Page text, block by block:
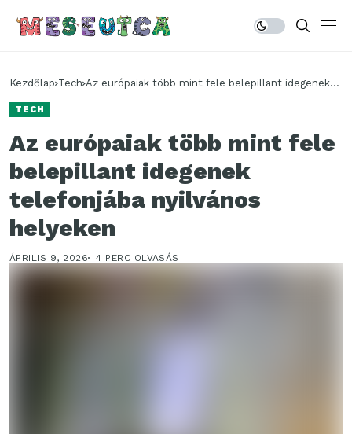
Kezdőlap Tech Az európaiak több mint fele belepillant idegenek
TECH
Az európaiak több mint fele
belepillant idegenek
telefonjába nyilvános
helyeken
ÁPRILIS 9, 2026 4 PERC OLVASÁS